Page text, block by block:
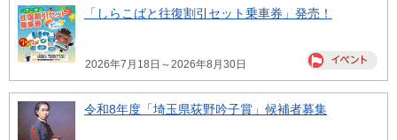
「しらこばと往復割引セット乗車券」発売！
2026年7月18日～2026年8月30日
令和8年度「埼玉県荻野吟子賞」候補者募集